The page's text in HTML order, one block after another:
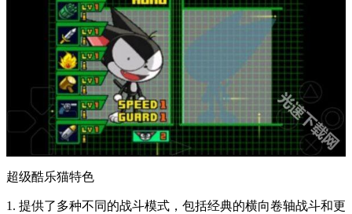
超级酷乐猫特色
1. 提供了多种不同的战斗模式，包括经典的横向卷轴战斗和更